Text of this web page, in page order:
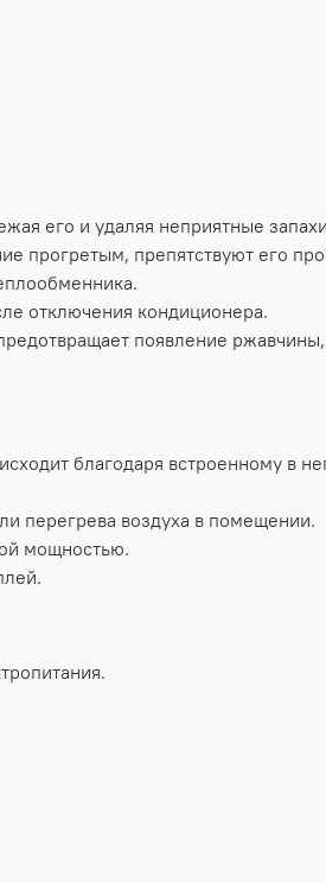
его и удаляя неприятные
прогретым, препятствуют его
отключения кондиционера.
появление
благодаря встроенному в
перегрева воздуха в помещении.
мощностью.